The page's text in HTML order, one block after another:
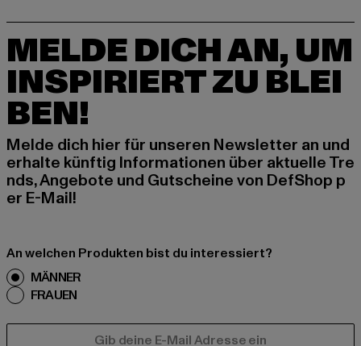
MELDE DICH AN, UM
INSPIRIERT ZU BLEI
BEN!
Melde dich hier für unseren Newsletter an und
erhalte künftig Informationen über aktuelle Tre
nds, Angebote und Gutscheine von DefShop p
er E-Mail!
An welchen Produkten bist du interessiert?
MÄNNER
FRAUEN